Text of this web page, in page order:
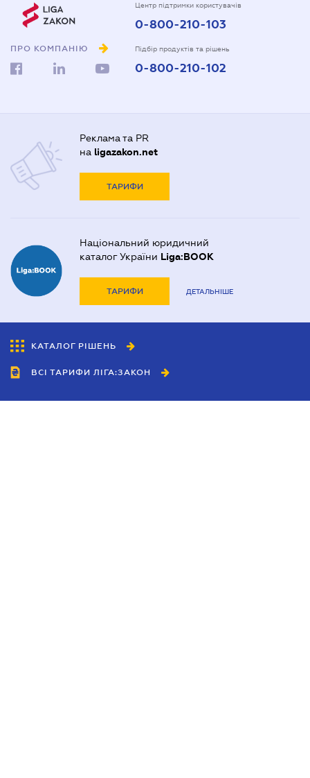
ПРО КОМПАНІЮ
Центр підтримки користувачів
0-800-210-103
Підбір продуктів та рішень
0-800-210-102
Реклама та PR
на ligazakon.net
ТАРИФИ
Національний юридичний
каталог України Liga:BOOK
ТАРИФИ ДЕТАЛЬНІШЕ
КАТАЛОГ РІШЕНЬ
ВСІ ТАРИФИ ЛІГА:ЗАКОН